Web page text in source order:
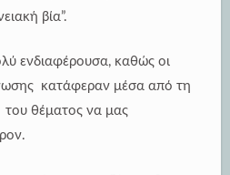
βία”.
ενδιαφέρουσα, καθώς οι
κατάφεραν μέσα από τη
του θέματος να μας